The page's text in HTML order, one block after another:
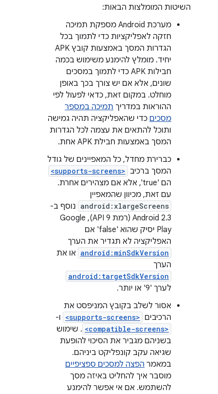
השיטות המומלצות הבאות:
מערכת Android מספקת תמיכה
חזקה לאפליקציות כדי לתמוך בכל
הגדרות המסך באמצעות קובץ APK
יחיד. מומלץ להימנע משימוש בכמה
חבילות APK כדי לתמוך במסכים
שונים, אלא אם יש צורך בכך באופן
מוחלט. במקום זאת, כדאי לפעול לפי
ההוראות במדריך תמיכה במספר
מסכים כדי שהאפליקציה תהיה גמישה
ותוכל להתאים את עצמה לכל הגדרות
המסך באמצעות חבילת APK אחת.
כברירת מחדל, כל המאפיינים של גודל
המסך ברכיב <supports-screens>
הם 'true', אלא אם מצהירים אחרת.
עם זאת, מכיוון שהמאפיין
android:xlargeScreens נוסף ב-
Android 2.3 (רמת API 9), Google
Play יסיק שהוא 'false' אם
האפליקציה לא תגדיר את הערך
android:minSdkVersion או את
הערך
android:targetSdkVersion
לערך '9' או יותר.
אסור לשלב בקובץ המניפסט את
הרכיבים <supports-screens> ו-
<compatible-screens> . שימוש
בשניהם מגביר את הסיכוי להופעת
שגיאה עקב קונפליקט ביניהם.
במאמר הפצה למסכים ספציפיים
מוסבר איך להחליט באיזה מסך
להשתמש. אם אי אפשר להימנע